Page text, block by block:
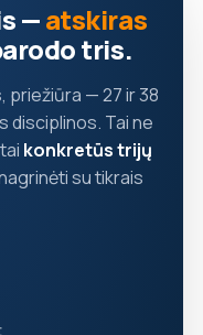
—atskiras
tris.
priežiūra — 27 ir 38
disciplinos. Tai ne
konkretūs trijų
su tikrais